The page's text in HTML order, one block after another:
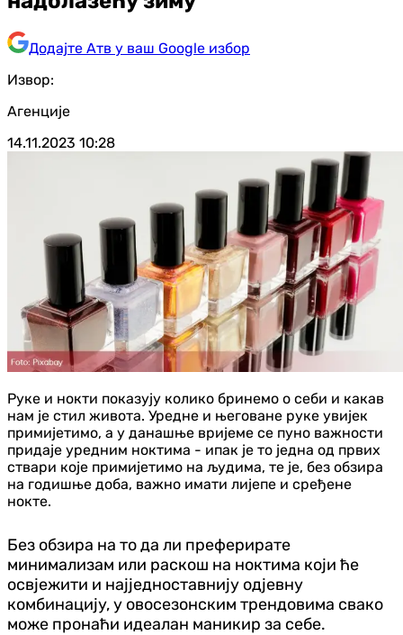
Додајте Атв у ваш Google избор
Извор:
Агенције
14.11.2023 10:28
Руке и нокти показују колико бринемо о себи и какав
нам је стил живота. Уредне и његоване руке увијек
примијетимо, а у данашње вријеме се пуно важности
придаје уредним ноктима - ипак је то једна од првих
ствари које примијетимо на људима, те је, без обзира
на годишње доба, важно имати лијепе и сређене
нокте.
Без обзира на то да ли преферирате
минимализам или раскош на ноктима који ће
освјежити и најједноставнију одјевну
комбинацију, у овосезонским трендовима свако
може пронаћи идеалан маникир за себе.